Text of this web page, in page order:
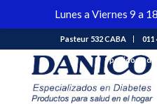
Pasteur 532 CABA 011
Tienda
Lunes a Viernes 9 a